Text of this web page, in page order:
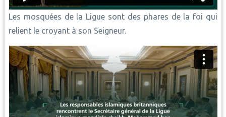
Les mosquées de la Ligue sont des phares de la foi qui
relient le croyant à son Seigneur.